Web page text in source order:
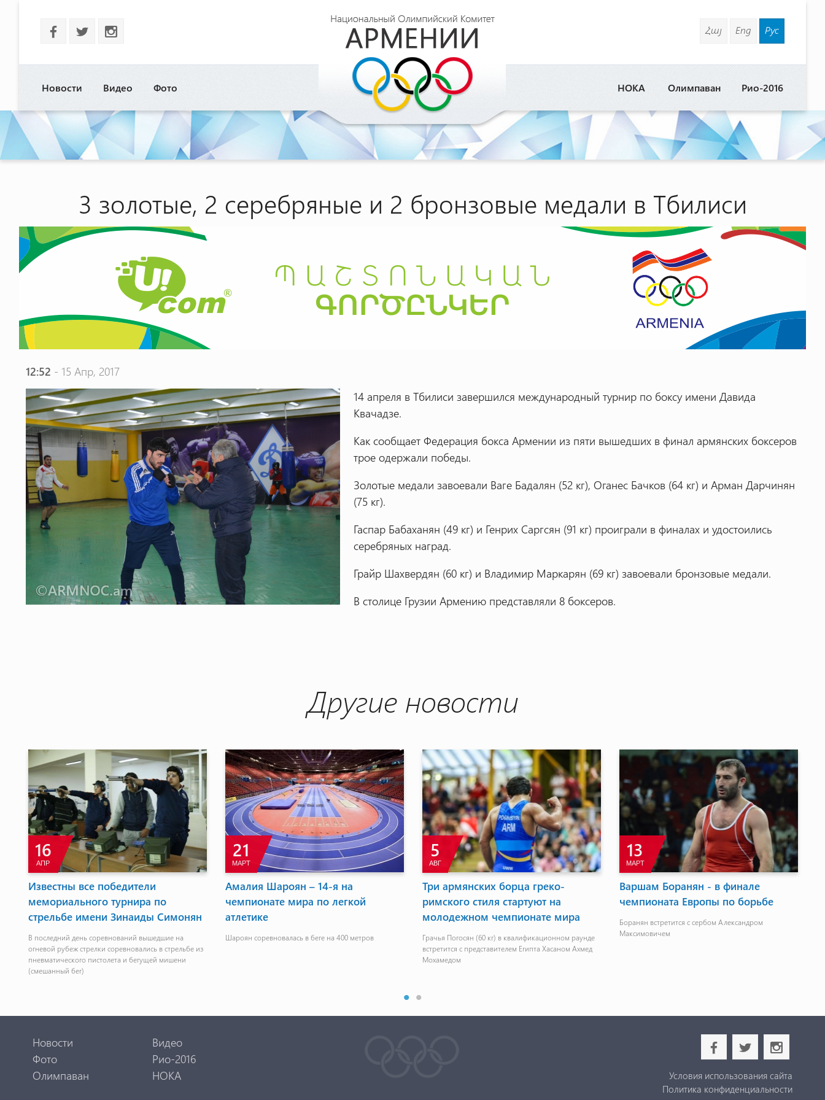
b a x Հայ Eng Рус
Новости Видео Фото Рио-2016
Олимпаван
НОКА
3 золотые, 2 серебряные и 2 бронзовые медали в Тбилиси
12:52 - 15 Апр, 2017
14 апреля в Тбилиси завершился международный турнир по боксу имени Давида
Квачадзе.
Как сообщает Федерация бокса Армении из пяти вышедших в финал армянских боксеров
трое одержали победы.
Золотые медали завоевали Ваге Бадалян (52 кг), Оганес Бачков (64 кг) и Арман Дарчинян
(75 кг).
Гаспар Бабаханян (49 кг) и Генрих Саргсян (91 кг) проиграли в финалах и удостоились
серебряных наград.
Грайр Шахвердян (60 кг) и Владимир Маркарян (69 кг) завоевали бронзовые медали.
В столице Грузии Армению представляли 8 боксеров.
Другие новости
16
АПР
Известны все победители
мемориального турнира по
стрельбе имени Зинаиды Симонян
В последний день соревнований вышедшие на
огневой рубеж стрелки соревновались в стрельбе из
пневматического пистолета и бегущей мишени
(смешанный бег)
21
МАРТ
Амалия Шароян – 14-я на
чемпионате мира по легкой
атлетике
Шароян соревновалась в беге на 400 метров
5
АВГ
Три армянских борца греко-
римского стиля стартуют на
молодежном чемпионате мира
Грачья Погосян (60 кг) в квалификационном раунде
встретится с представителем Египта Хасаном Ахмед
Мохамедом
13
МАРТ
Варшам Боранян - в финале
чемпионата Европы по борьбе
Боранян встретится с сербом Александром
Максимовичем
Новости
Видео
Фото
Рио-2016
Олимпаван
НОКА
b a x
Условия использования сайта
Политика конфиденциальности